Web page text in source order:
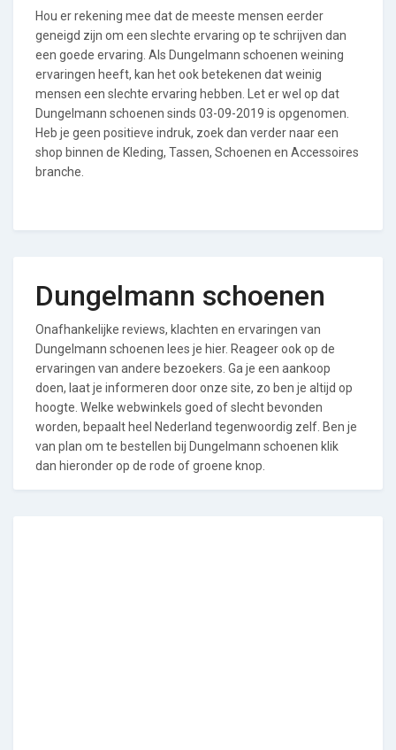
Hou er rekening mee dat de meeste mensen eerder
geneigd zijn om een slechte ervaring op te schrijven dan
een goede ervaring. Als Dungelmann schoenen weining
ervaringen heeft, kan het ook betekenen dat weinig
mensen een slechte ervaring hebben. Let er wel op dat
Dungelmann schoenen sinds 03-09-2019 is opgenomen.
Heb je geen positieve indruk, zoek dan verder naar een
shop binnen de Kleding, Tassen, Schoenen en Accessoires
branche.
Dungelmann schoenen
Onafhankelijke reviews, klachten en ervaringen van
Dungelmann schoenen lees je hier. Reageer ook op de
ervaringen van andere bezoekers. Ga je een aankoop
doen, laat je informeren door onze site, zo ben je altijd op
hoogte. Welke webwinkels goed of slecht bevonden
worden, bepaalt heel Nederland tegenwoordig zelf. Ben je
van plan om te bestellen bij Dungelmann schoenen klik
dan hieronder op de rode of groene knop.